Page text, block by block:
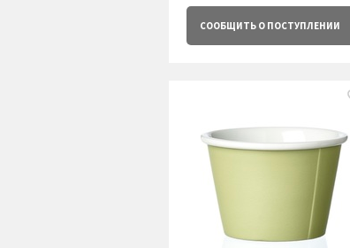
СООБЩИТЬ О ПОСТУПЛЕНИИ